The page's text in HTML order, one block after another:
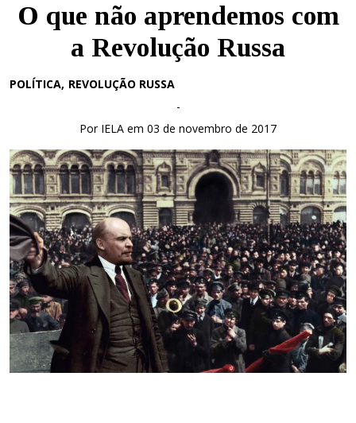
O que não aprendemos com
a Revolução Russa
POLÍTICA REVOLUÇÃO RUSSA
-
Por IELA em 03 de novembro de 2017